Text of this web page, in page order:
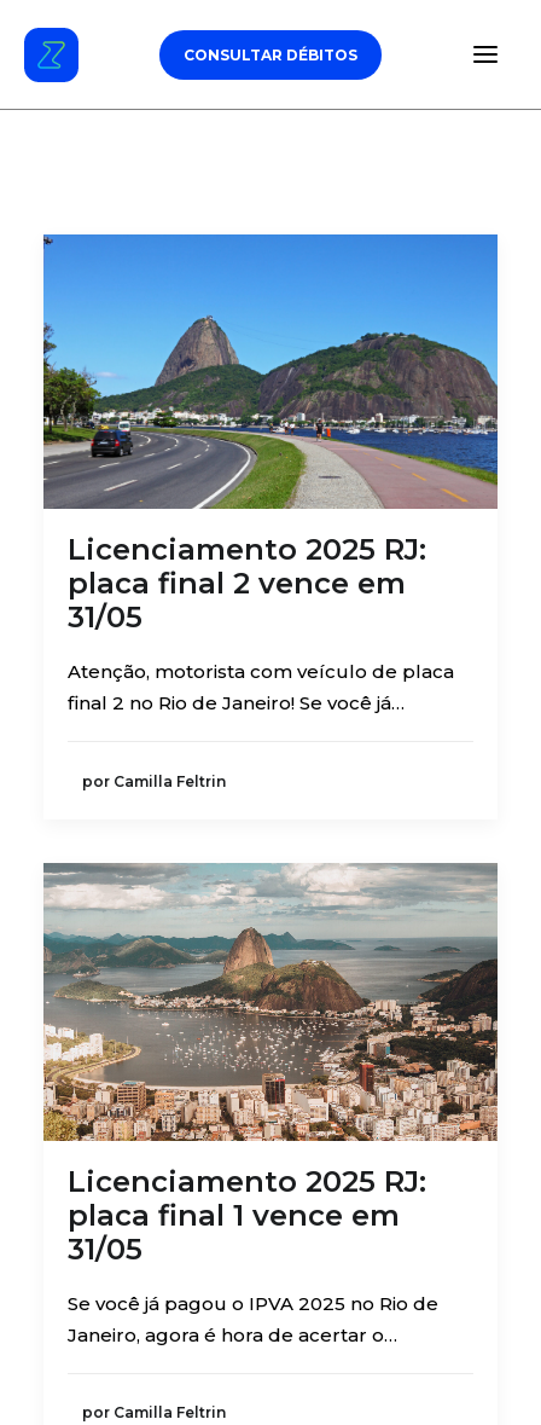
CONSULTAR DÉBITOS
DÉBITOS VEICULARES
SEGURO
CARROS
ZUL+
BUSCA
Licenciamento 2025 RJ:
placa final 2 vence em
31/05
Atenção, motorista com veículo de placa
final 2 no Rio de Janeiro! Se você já…
por Camilla Feltrin
Licenciamento 2025 RJ:
placa final 1 vence em
31/05
Se você já pagou o IPVA 2025 no Rio de
Janeiro, agora é hora de acertar o…
por Camilla Feltrin